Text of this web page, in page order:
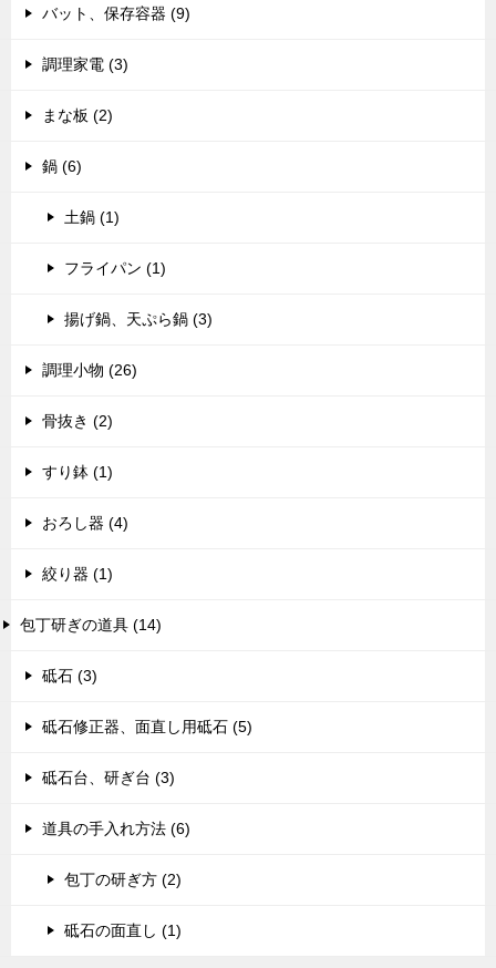
バット、保存容器 (9)
調理家電 (3)
まな板 (2)
鍋 (6)
土鍋 (1)
フライパン (1)
揚げ鍋、天ぷら鍋 (3)
調理小物 (26)
骨抜き (2)
すり鉢 (1)
おろし器 (4)
絞り器 (1)
包丁研ぎの道具 (14)
砥石 (3)
砥石修正器、面直し用砥石 (5)
砥石台、研ぎ台 (3)
道具の手入れ方法 (6)
包丁の研ぎ方 (2)
砥石の面直し (1)